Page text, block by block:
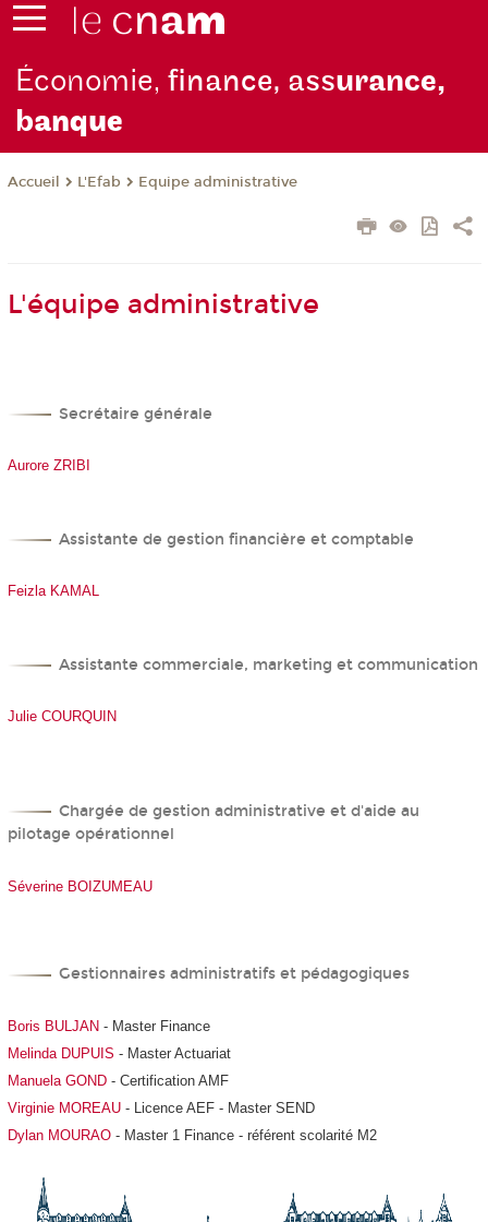
Économie,finance, assurance,
banque
Accueil L'Efab Equipe administrative
L'équipe administrative
Secrétaire générale
Aurore ZRIBI
Assistante de gestion financière et comptable
Feizla KAMAL
Assistante commerciale, marketing et communication
Julie COURQUIN
Chargée de gestion administrative et d'aide au
pilotage opérationnel
Séverine BOIZUMEAU
Gestionnaires administratifs et pédagogiques
Boris BULJAN - Master Finance
Melinda DUPUIS - Master Actuariat
Manuela GOND- Certification AMF
Virginie MOREAU- Licence AEF - Master SEND
Dylan MOURAO- Master 1 Finance - référent scolarité M2